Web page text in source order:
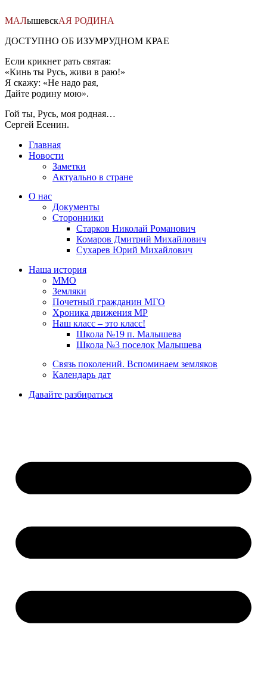
к
МАЛышевскАЯ РОДИНА
ДОСТУПНО ОБ ИЗУМРУДНОМ КРАЕ
Если крикнет рать святая:
«Кинь ты Русь, живи в раю!»
Я скажу: «Не надо рая,
Дайте родину мою».
Гой ты, Русь, моя родная…
Сергей Есенин.
Главная
Новости
Заметки
Актуально в стране
О нас
Документы
Сторонники
Старков Николай Романович
Комаров Дмитрий Михайлович
Сухарев Юрий Михайлович
Наша история
ММО
Земляки
Почетный гражданин МГО
Хроника движения МР
Наш класс – это класс!
Школа №19 п. Малышева
Школа №3 поселок Малышева
Связь поколений. Вспоминаем земляков
Календарь дат
Давайте разбираться